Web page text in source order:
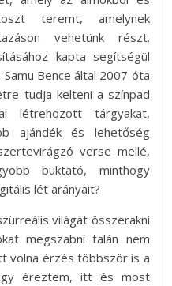
teremt, amelynek
vehetünk részt.
kapta segítségül
Bence által 2007 óta
tudja kelteni a színpad
létrehozott tárgyakat,
ajándék és lehetőség
verse mellé,
buktató, minthogy
lét arányait?
világát összerakni
megszabni talán nem
volna érzés többször is a
éreztem, itt és most